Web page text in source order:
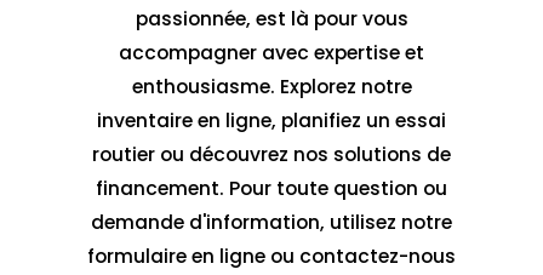
passionnée, est là pour vous
accompagner avec expertise et
enthousiasme. Explorez notre
inventaire en ligne, planifiez un essai
routier ou découvrez nos solutions de
financement. Pour toute question ou
demande d'information, utilisez notre
formulaire en ligne ou contactez-nous